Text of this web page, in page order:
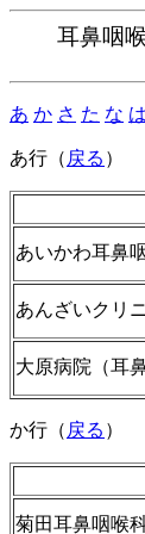
耳鼻咽
あ か さ た な は
あ行（ 戻る ）
あいかわ耳鼻
あんざいクリ
大原病院（耳
か行（ 戻る ）
菊田耳鼻咽喉